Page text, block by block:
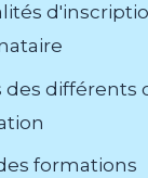
des différents
formations